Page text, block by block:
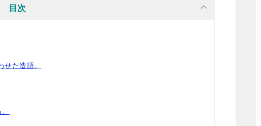
目次
た造語。